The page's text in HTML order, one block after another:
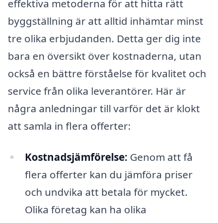
effektiva metoderna för att hitta rätt
byggställning är att alltid inhämtar minst
tre olika erbjudanden. Detta ger dig inte
bara en översikt över kostnaderna, utan
också en bättre förståelse för kvalitet och
service från olika leverantörer. Här är
några anledningar till varför det är klokt
att samla in flera offerter:
Kostnadsjämförelse: Genom att få
flera offerter kan du jämföra priser
och undvika att betala för mycket.
Olika företag kan ha olika